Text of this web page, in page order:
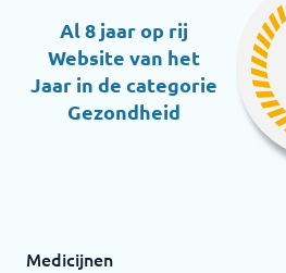
Al 8 jaar op rij
Website van het
Jaar in de categorie
Gezondheid
Medicijnen